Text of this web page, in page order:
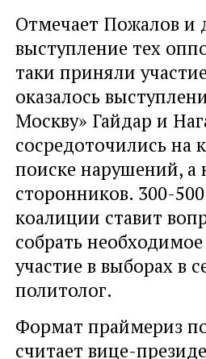
Отмечает Пожалов и
выступление тех
таки приняли
оказалось
Москву» Гайдар и
сосредоточились на
поиске нарушений, а
сторонников. 300-
коалиции ставит
собрать
участие в выборах в
политолог.
Формат праймериз
считает вице-